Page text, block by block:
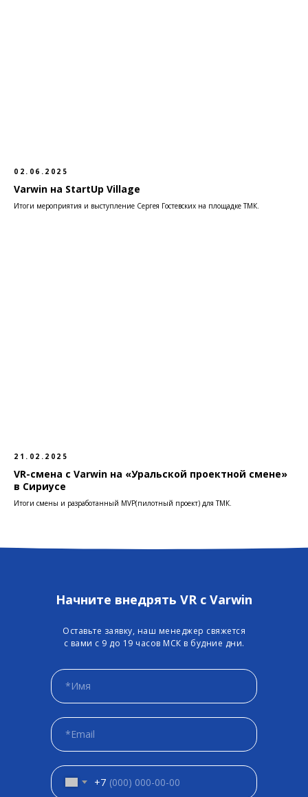
02.06.2025
Varwin на StartUp Village
Итоги мероприятия и выступление Сергея Гостевских на площадке ТМК.
21.02.2025
VR-смена с Varwin на «Уральской проектной смене»
в Сириусе
Итоги смены и разработанный MVP(пилотный проект) для ТМК.
Начните внедрять VR с Varwin
Оставьте заявку, наш менеджер свяжется
с вами с 9 до 19 часов МСК в будние дни.
+7